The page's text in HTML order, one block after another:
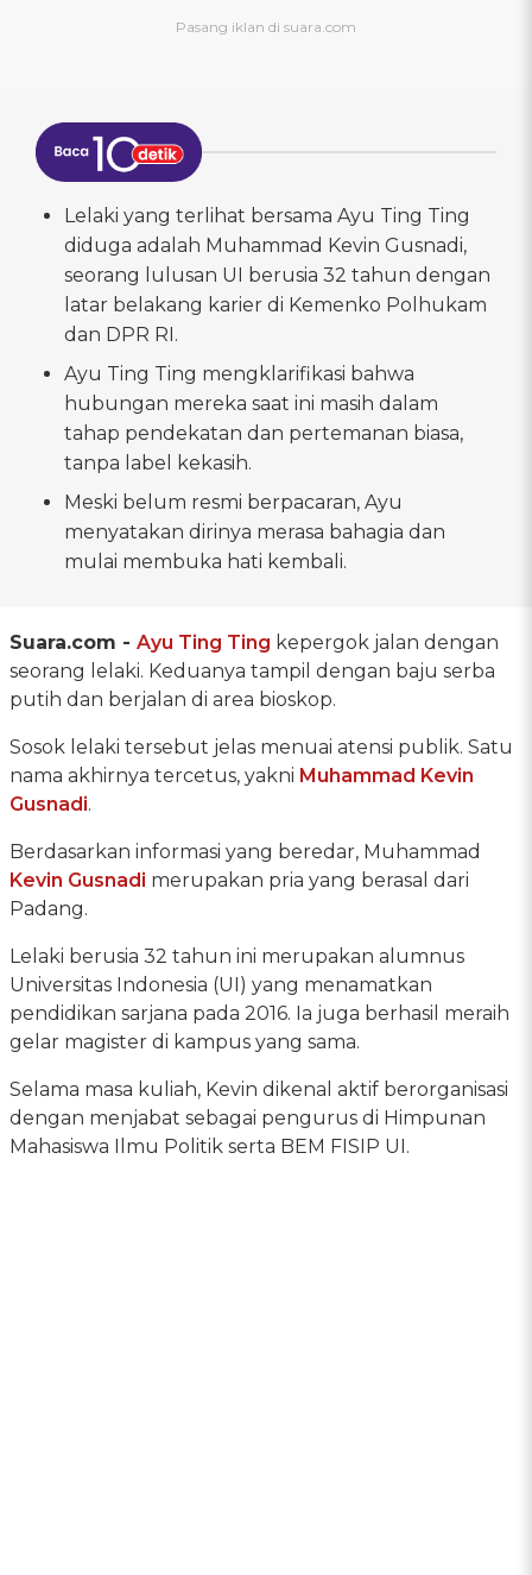
Lelaki yang terlihat bersama Ayu Ting Ting
diduga adalah Muhammad Kevin Gusnadi,
seorang lulusan UI berusia 32 tahun dengan
latar belakang karier di Kemenko Polhukam
dan DPR RI.
Ayu Ting Ting mengklarifikasi bahwa
hubungan mereka saat ini masih dalam
tahap pendekatan dan pertemanan biasa,
tanpa label kekasih.
Meski belum resmi berpacaran, Ayu
menyatakan dirinya merasa bahagia dan
mulai membuka hati kembali.
Suara.com - Ayu Ting Ting kepergok jalan dengan
seorang lelaki. Keduanya tampil dengan baju serba
putih dan berjalan di area bioskop.
Sosok lelaki tersebut jelas menuai atensi publik. Satu
nama akhirnya tercetus, yakni Muhammad Kevin
Gusnadi.
Berdasarkan informasi yang beredar, Muhammad
Kevin Gusnadi merupakan pria yang berasal dari
Padang.
Lelaki berusia 32 tahun ini merupakan alumnus
Universitas Indonesia (UI) yang menamatkan
pendidikan sarjana pada 2016. Ia juga berhasil meraih
gelar magister di kampus yang sama.
Selama masa kuliah, Kevin dikenal aktif berorganisasi
dengan menjabat sebagai pengurus di Himpunan
Mahasiswa Ilmu Politik serta BEM FISIP UI.